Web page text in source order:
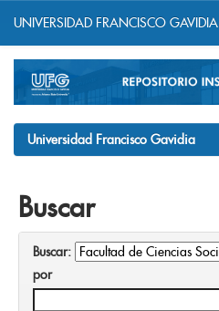
navigation
UNIVERSIDAD FRANCISCO GAVIDIA
Universidad Francisco Gavidia
Buscar
Buscar:
por